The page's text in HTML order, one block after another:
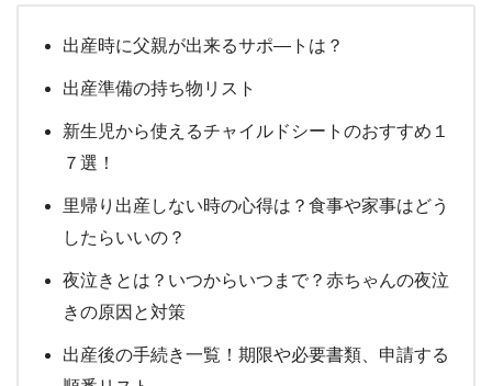
出産時に父親が出来るサポ―トは？
出産準備の持ち物リスト
新生児から使えるチャイルドシートのおすすめ１
７選！
里帰り出産しない時の心得は？食事や家事はどう
したらいいの？
夜泣きとは？いつからいつまで？赤ちゃんの夜泣
きの原因と対策
出産後の手続き一覧！期限や必要書類、申請する